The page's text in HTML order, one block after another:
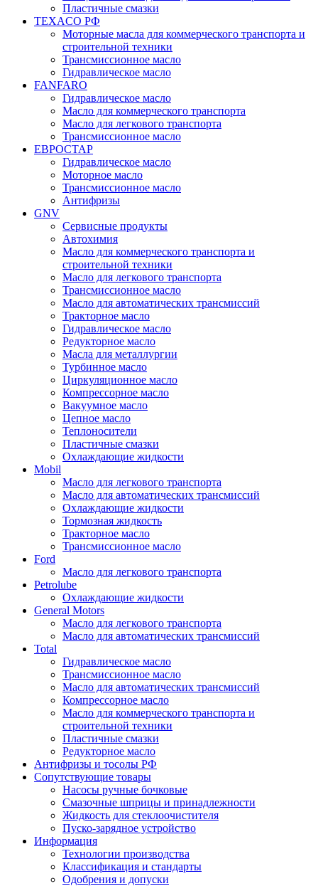
Пластичные смазки
TEXACO РФ
Моторные масла для коммерческого транспорта и
строительной техники
Трансмиссионное масло
Гидравлическое масло
FANFARO
Гидравлическое масло
Масло для коммерческого транспорта
Масло для легкового транспорта
Трансмиссионное масло
ЕВРОСТАР
Гидравлическое масло
Моторное масло
Трансмиссионное масло
Антифризы
GNV
Сервисные продукты
Автохимия
Масло для коммерческого транспорта и
строительной техники
Масло для легкового транспорта
Трансмиссионное масло
Масло для автоматических трансмиссий
Тракторное масло
Гидравлическое масло
Редукторное масло
Масла для металлургии
Турбинное масло
Циркуляционное масло
Компрессорное масло
Вакуумное масло
Цепное масло
Теплоносители
Пластичные смазки
Охлаждающие жидкости
Mobil
Масло для легкового транспорта
Масло для автоматических трансмиссий
Охлаждающие жидкости
Тормозная жидкость
Тракторное масло
Трансмиссионное масло
Ford
Масло для легкового транспорта
Petrolube
Охлаждающие жидкости
General Motors
Масло для легкового транспорта
Масло для автоматических трансмиссий
Total
Гидравлическое масло
Трансмиссионное масло
Масло для автоматических трансмиссий
Компрессорное масло
Масло для коммерческого транспорта и
строительной техники
Пластичные смазки
Редукторное масло
Антифризы и тосолы РФ
Сопутствующие товары
Насосы ручные бочковые
Смазочные шприцы и принадлежности
Жидкость для стеклоочистителя
Пуско-зарядное устройство
Информация
Технологии производства
Классификация и стандарты
Одобрения и допуски